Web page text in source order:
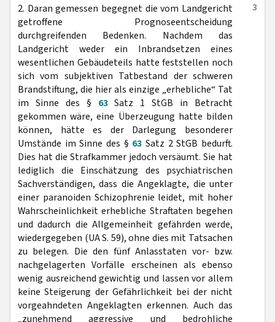
3
2. Daran gemessen begegnet die vom Landgericht
getroffene Prognoseentscheidung
durchgreifenden Bedenken. Nachdem das
Landgericht weder ein Inbrandsetzen eines
wesentlichen Gebäudeteils hatte feststellen noch
sich vom subjektiven Tatbestand der schweren
Brandstiftung, die hier als einzige „erhebliche“ Tat
im Sinne des § 63Satz 1 StGB in Betracht
gekommen wäre, eine Überzeugung hatte bilden
können, hätte es der Darlegung besonderer
Umstände im Sinne des § 63 Satz 2 StGB bedurft.
Dies hat die Strafkammer jedoch versäumt. Sie hat
lediglich die Einschätzung des psychiatrischen
Sachverständigen, dass die Angeklagte, die unter
einer paranoiden Schizophrenie leidet, mit hoher
Wahrscheinlichkeit erhebliche Straftaten begehen
und dadurch die Allgemeinheit gefährden werde,
wiedergegeben (UA S. 59), ohne dies mit Tatsachen
zu belegen. Die den fünf Anlasstaten vor- bzw.
nachgelagerten Vorfälle erscheinen als ebenso
wenig ausreichend gewichtig und lassen vor allem
keine Steigerung der Gefährlichkeit bei der nicht
vorgeahndeten Angeklagten erkennen. Auch das
„zunehmend aggressive und bedrohliche